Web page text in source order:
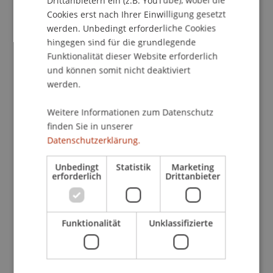
Programm:
Begrüssung und Einführung, Hans-Martin
Neumann
Parkraumbewirtschaftung der Universität -
Markus Graf
Expertenreferate:
Betriebliches Mobilitätsmanagement -
Grundlagen und Erfahrungen, Georg Sele
(Verkehrsclub Liechtenstein, VCL)
Mobilitätsmanagement - Status in
Liechtenstein, René Kaufmann (TBA:
Mobilitätsmanagement/ Langsamverkehr)
Die lokale Situation - Universität und Umfeld,
Roger Meier (Gemeinde Vaduz)
Cookies erst nach Ihrer Einwilligung gesetzt
werden. Unbedingt erforderliche Cookies
hingegen sind für die grundlegende
Funktionalität dieser Website erforderlich
und können somit nicht deaktiviert
werden.
Weitere Informationen zum Datenschutz
finden Sie in unserer
Datenschutzerklärung.
Unbedingt
erforderlich
Statistik Marketing
Drittanbieter
Funktionalität Unklassifizierte